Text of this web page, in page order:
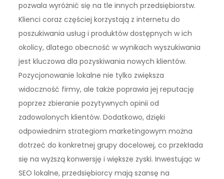
pozwala wyróżnić się na tle innych przedsiębiorstw.
Klienci coraz częściej korzystają z internetu do
poszukiwania usług i produktów dostępnych w ich
okolicy, dlatego obecność w wynikach wyszukiwania
jest kluczowa dla pozyskiwania nowych klientów.
Pozycjonowanie lokalne nie tylko zwiększa
widoczność firmy, ale także poprawia jej reputację
poprzez zbieranie pozytywnych opinii od
zadowolonych klientów. Dodatkowo, dzięki
odpowiednim strategiom marketingowym można
dotrzeć do konkretnej grupy docelowej, co przekłada
się na wyższą konwersję i większe zyski. Inwestując w
SEO lokalne, przedsiębiorcy mają szansę na